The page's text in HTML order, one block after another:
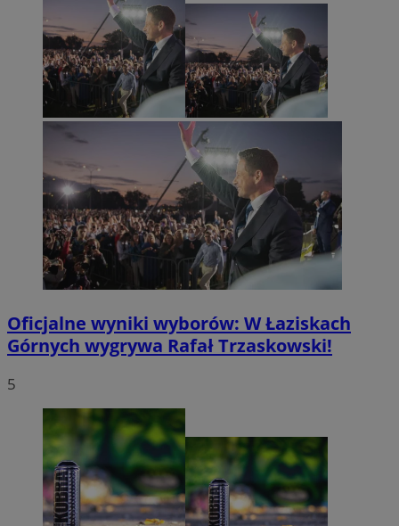
Oficjalne wyniki wyborów: W Łaziskach
Górnych wygrywa Rafał Trzaskowski!
5